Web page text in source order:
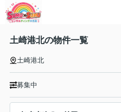
土崎港北の物件一覧
土崎港北
募集中